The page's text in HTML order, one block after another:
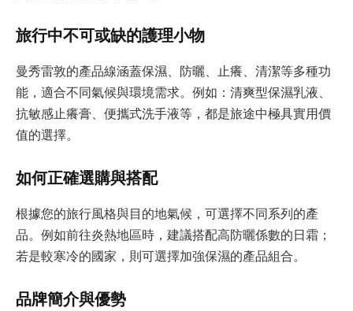
旅行中不可或缺的護理小物
曼秀雷敦的產品線涵蓋保濕、防曬、止癢、清潔等多種功
能，適合不同氣候與環境需求。例如：清爽型保濕乳液、
抗敏感止癢膏、便攜式洗手液等，都是旅途中極具實用價
值的選擇。
如何正確選購與搭配
根據您的旅行風格與目的地氣候，可選擇不同系列的產
品。例如前往炎熱地區時，建議搭配高防曬係數的日霜；
若是較寒冷的國家，則可選擇加強保濕的產品組合。
品牌簡介與優勢